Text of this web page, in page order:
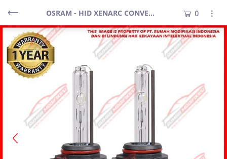
OSRAM - HID XENARC CONVERSION KIT - HB4 - 6000K - 12V - 35WATT - WHITE 0